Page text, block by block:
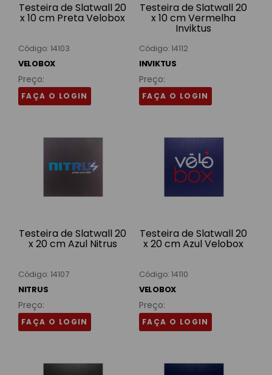
Testeira de Slatwall 20
x 10 cm Preta Velobox
Código: 14103
VELOBOX
Preço:
FAÇA O LOGIN
Testeira de Slatwall 20
x 10 cm Vermelha
Inviktus
Código: 14112
INVIKTUS
Preço:
FAÇA O LOGIN
Testeira de Slatwall 20
x 20 cm Azul Nitrus
Código: 14107
NITRUS
Preço:
FAÇA O LOGIN
Testeira de Slatwall 20
x 20 cm Azul Velobox
Código: 14110
VELOBOX
Preço:
FAÇA O LOGIN